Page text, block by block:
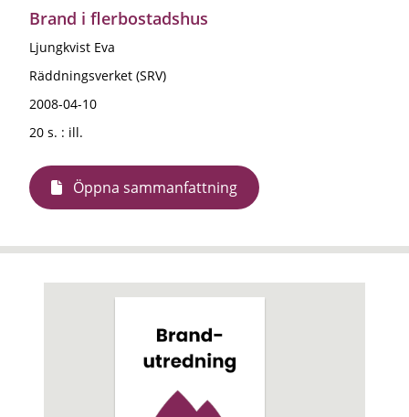
Brand i flerbostadshus
Ljungkvist Eva
Räddningsverket (SRV)
2008-04-10
20 s. : ill.
Öppna sammanfattning